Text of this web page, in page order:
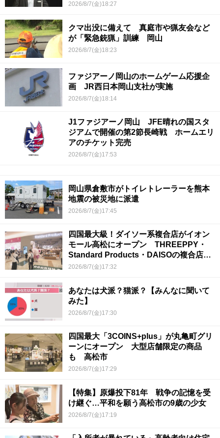
2026/8/7(金)18:27
クマ出没に備えて 真庭市や猟友会など
が「緊急銃猟」訓練 岡山
2026/8/7(金)18:23
ファジアーノ岡山のホームゲーム応援企
画 JR西日本岡山支社が実施
2026/8/7(金)18:14
J1ファジアーノ岡山 JFE晴れの国スタ
ジアムで開催の第2節長崎戦 ホームエリ
アのチケット完売
2026/8/7(金)17:53
岡山県倉敷市がトイレトレーラーを熊本
地震の被災地に派遣
2026/8/7(金)17:45
四国最大級！ダイソー系複合店がイオン
モール高松にオープン THREEPPY・
Standard Products・DAISOの複合店は
香川県初
2026/8/7(金)17:32
あなたは犬派？猫派？【みんなに聞いて
みた】
2026/8/7(金)17:30
四国最大「3COINS+plus」が丸亀町グリ
ーンにオープン 大型店舗限定の商品
も 高松市
2026/8/7(金)17:29
【特集】原爆投下81年 戦争の記憶を受
け継ぐ…平和を願う高松市の9歳の少女
2026/8/7(金)17:19